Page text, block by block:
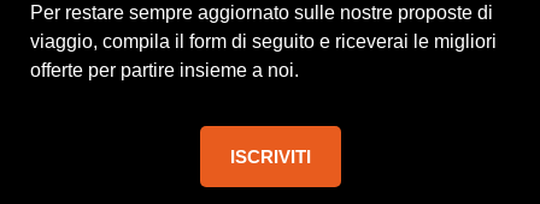
Per restare sempre aggiornato sulle nostre proposte di
viaggio, compila il form di seguito e riceverai le migliori
offerte per partire insieme a noi.
ISCRIVITI